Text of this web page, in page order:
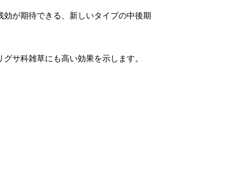
が期待できる、新しいタイプの中後期
サ科雑草にも高い効果を示します。